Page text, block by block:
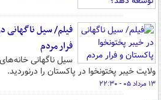
فیلم/ سیل ناگهانی
فرار مردم
سیل ناگهانی
ولایت خیبر پختونخوا در پاکستان را درنوردید.
۱۳ مرداد ۰۵ - ۲۲:۳۰